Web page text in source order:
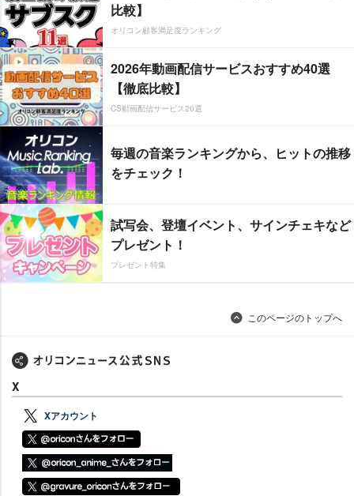
比較】
オリコン顧客満足度ランキング
2026年動画配信サービスおすすめ40選
【徹底比較】
CS動画配信サービス20選
毎週の音楽ランキングから、ヒットの推移
をチェック！
試写会、登壇イベント、サインチェキなど
プレゼント！
プレゼント特集
このページのトップへ
X
Xアカウント